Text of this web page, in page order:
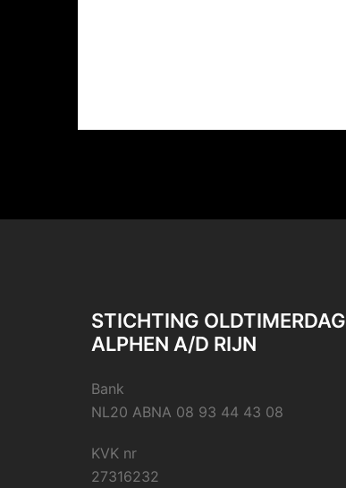
STICHTING OLDTIMERDAG
ALPHEN A/D RIJN
Bank
NL20 ABNA 08 93 44 43 08
KVK nr
27316232